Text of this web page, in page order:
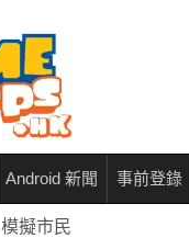
Android 新聞 事前登錄
模擬市民